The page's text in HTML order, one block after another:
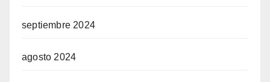
septiembre 2024
agosto 2024